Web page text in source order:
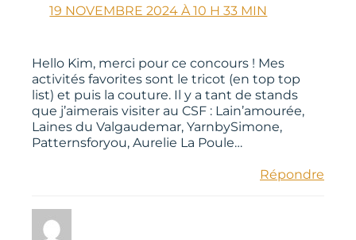
19 NOVEMBRE 2024 À 10 H 33 MIN
Hello Kim, merci pour ce concours ! Mes
activités favorites sont le tricot (en top top
list) et puis la couture. Il y a tant de stands
que j’aimerais visiter au CSF : Lain’amourée,
Laines du Valgaudemar, YarnbySimone,
Patternsforyou, Aurelie La Poule…
Répondre